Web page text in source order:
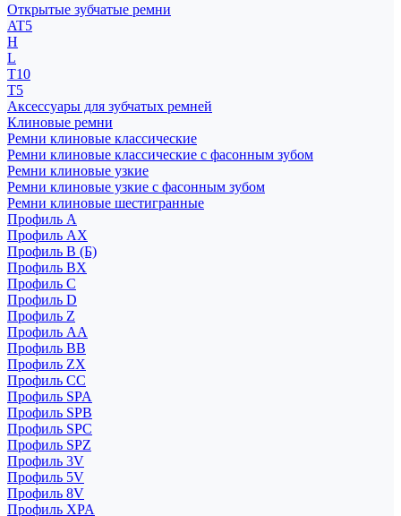
Открытые зубчатые ремни
AT5
H
L
T10
T5
Аксессуары для зубчатых ремней
Клиновые ремни
Ремни клиновые классические
Ремни клиновые классические с фасонным зубом
Ремни клиновые узкие
Ремни клиновые узкие с фасонным зубом
Ремни клиновые шестигранные
Профиль A
Профиль AX
Профиль B (Б)
Профиль BX
Профиль C
Профиль D
Профиль Z
Профиль АА
Профиль BB
Профиль ZX
Профиль CC
Профиль SPA
Профиль SPB
Профиль SPC
Профиль SPZ
Профиль 3V
Профиль 5V
Профиль 8V
Профиль XPA